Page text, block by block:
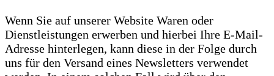
Wenn Sie auf unserer Website Waren oder
Dienstleistungen erwerben und hierbei Ihre E-Mail-
Adresse hinterlegen, kann diese in der Folge durch
uns für den Versand eines Newsletters verwendet